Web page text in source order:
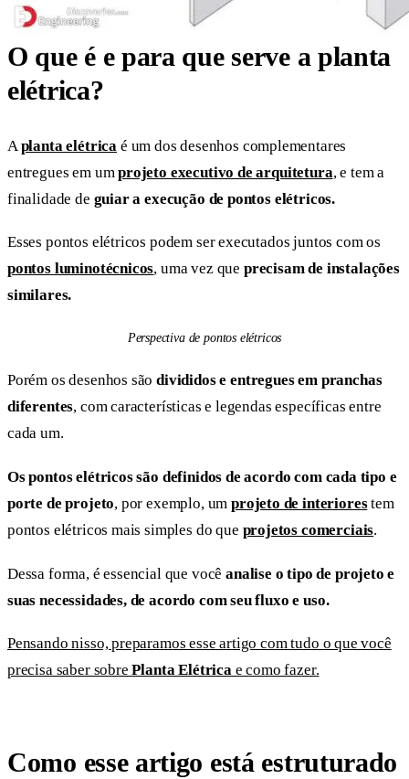
O que é e para que serve a planta
elétrica?
A planta elétrica é um dos desenhos complementares
entregues em umprojeto executivo de arquitetura, e tem a
finalidade de guiar a execução de pontos elétricos.
Esses pontos elétricos podem ser executados juntos com os
pontos luminotécnicos, uma vez que precisam de instalações
similares.
Perspectiva de pontos elétricos
Porém os desenhos sãodivididos e entregues em pranchas
diferentes, com características e legendas específicas entre
cada um.
Os pontos elétricos são definidos de acordo com cada tipo e
porte de projeto, por exemplo, umprojeto de interiorestem
pontos elétricos mais simples do que projetos comerciais.
Dessa forma, é essencial que vocêanalise o tipo de projeto e
suas necessidades, de acordo com seu fluxo e uso.
Pensando nisso, preparamos esse artigo com tudo o que você
precisa saber sobrePlanta Elétricae como fazer.
Como esse artigo está estruturado